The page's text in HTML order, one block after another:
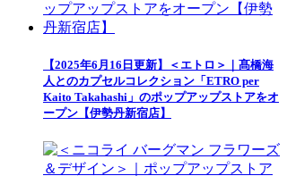
【2025年6月16日更新】＜エトロ＞｜髙橋海
人とのカプセルコレクション「ETRO per
Kaito Takahashi」のポップアップストアをオ
ープン【伊勢丹新宿店】